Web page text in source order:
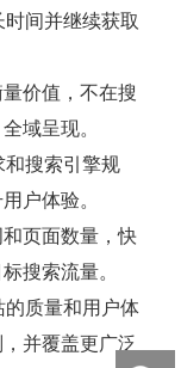
间并继续获取
价值，不在搜
域呈现。
搜索引擎规
户体验。
页面数量，快
搜索流量。
质量和用户体
并覆盖更广泛